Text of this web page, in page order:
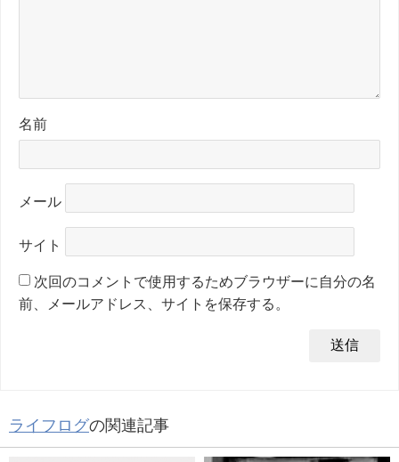
名前
メール
サイト
次回のコメントで使用するためブラウザーに自分の名
前、メールアドレス、サイトを保存する。
ライフログの関連記事